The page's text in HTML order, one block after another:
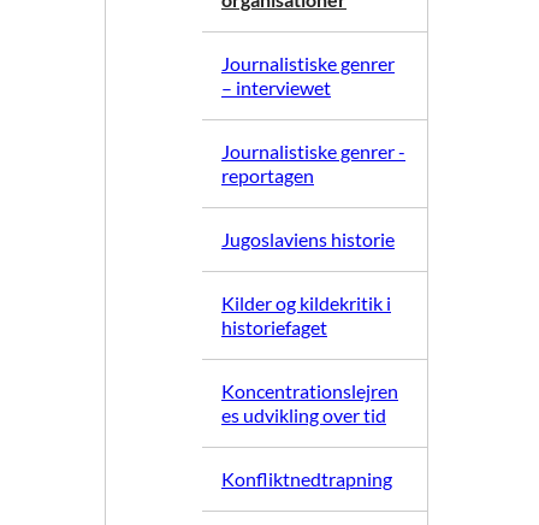
Journalistiske genrer
– interviewet
Journalistiske genrer -
reportagen
Jugoslaviens historie
Kilder og kildekritik i
historiefaget
Koncentrationslejren
es udvikling over tid
Konfliktnedtrapning